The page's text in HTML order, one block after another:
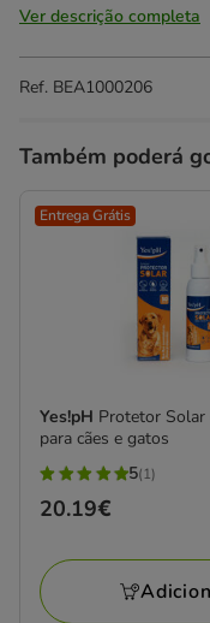
Ver descrição completa
Ref. BEA1000206
Também poderá
Entrega Grátis
Yes!pH Protetor Solar
para cães e gatos
5
estrelas
1
avaliações
5(1)
Preço
20.19€